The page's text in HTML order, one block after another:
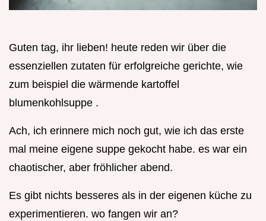
Guten tag, ihr lieben! heute reden wir über die
essenziellen zutaten für erfolgreiche gerichte, wie
zum beispiel die wärmende kartoffel
blumenkohlsuppe .
Ach, ich erinnere mich noch gut, wie ich das erste
mal meine eigene suppe gekocht habe. es war ein
chaotischer, aber fröhlicher abend.
Es gibt nichts besseres als in der eigenen küche zu
experimentieren. wo fangen wir an?